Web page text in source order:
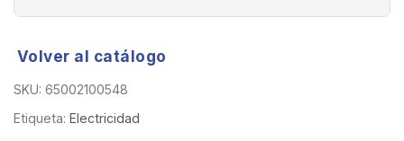
Volver al catálogo
SKU: 65002100548
Etiqueta: Electricidad